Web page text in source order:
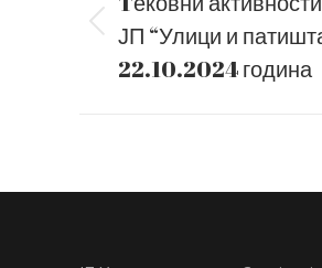
Previous
post:
ЈП “Улици и
22.10.2024 година